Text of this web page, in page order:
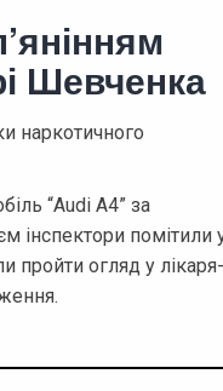
Шевченка
наркотичного
“Audi A4” за
інспектори помітили
пройти огляд у лікаря-